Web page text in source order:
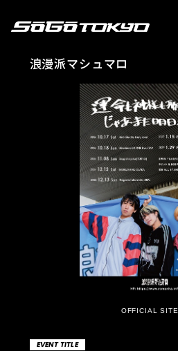
浪漫派マシュマロ
OFFICIAL SITE
EVENT TITLE